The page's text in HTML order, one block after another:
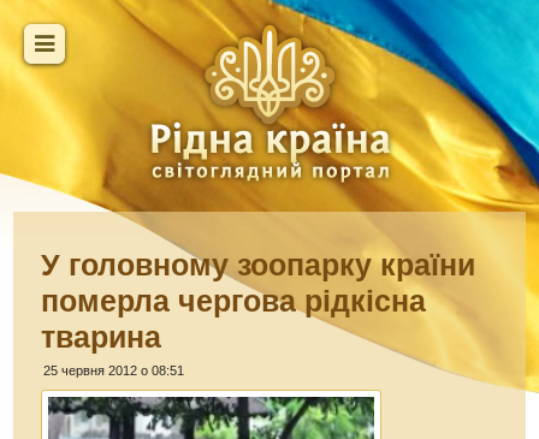
У головному зоопарку країни
померла чергова рідкісна
тварина
25 червня 2012 о 08:51